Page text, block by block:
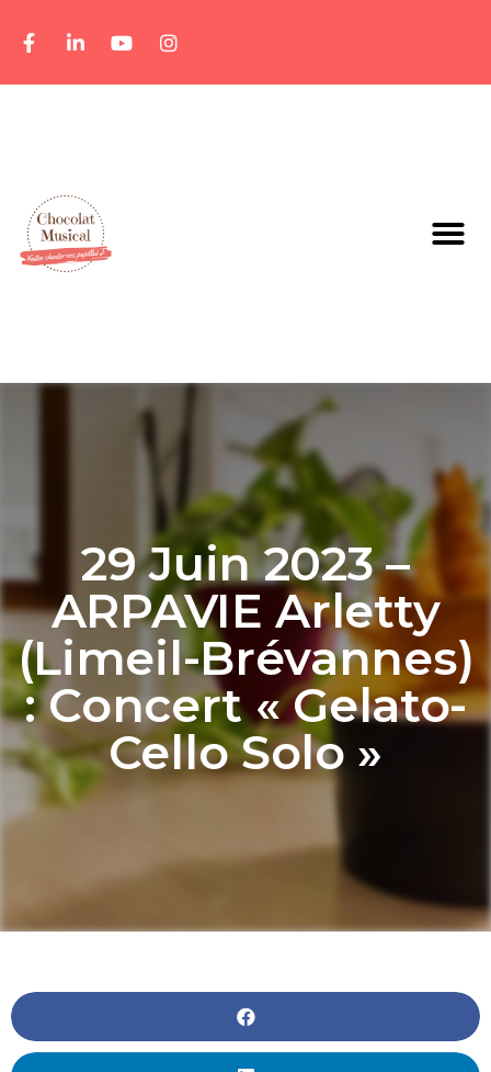
29 Juin 2023 –
ARPAVIE Arletty
(Limeil-Brévannes)
: Concert « Gelato-
Cello Solo »